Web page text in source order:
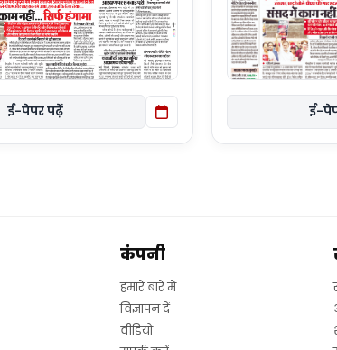
ई-पेपर पढ़ें ई-
कंपनी
हमारे बारे में
विज्ञापन दें
वीडियो